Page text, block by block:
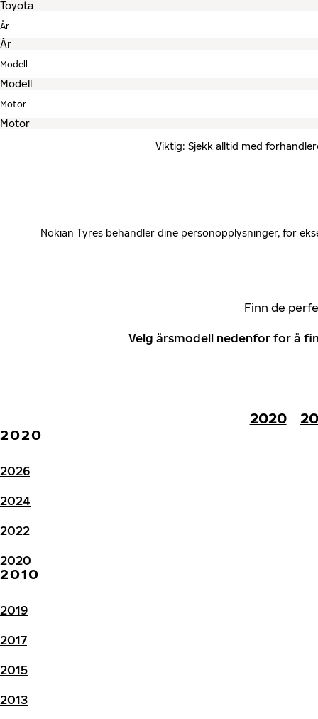
År
Modell
Motor
Viktig: Sjekk alltid med
Nokian Tyres behandler dine personopplysninger, for
Finn de
Velg årsmodell nedenfor for å
2020
2020
2026
2024
2022
2020
2010
2019
2017
2015
2013